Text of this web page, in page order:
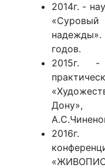
2014г. -
годов.
2015г. -
Дону»,
2016г. -